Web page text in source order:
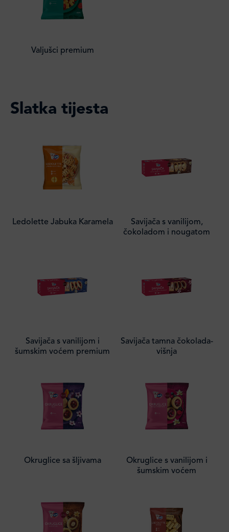
Valjušci premium
Slatka tijesta
Ledolette Jabuka Karamela
Savijača s vanilijom,
čokoladom i nougatom
Savijača s vanilijom i
šumskim voćem premium
Savijača tamna čokolada-
višnja
Okruglice sa šljivama
Okruglice s vanilijom i
šumskim voćem